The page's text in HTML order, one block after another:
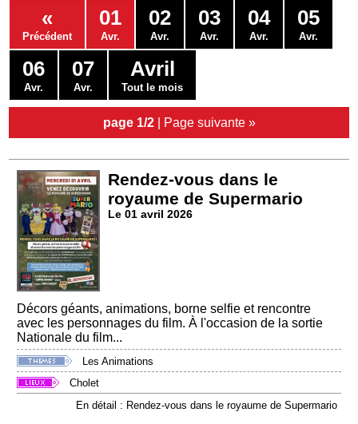
Contacts
«
Précédent
01
Avr.
02
Avr.
03
Avr.
04
Avr.
05
Avr.
06
Avr.
07
Avr.
Avril
Tout le mois
page 1/2| Page suivante »
Rendez-vous dans le
royaume de Supermario
Le 01 avril 2026
Décors géants, animations, borne selfie et rencontre
avec les personnages du film. À l'occasion de la sortie
Nationale du film...
Les Animations
Cholet
En détail : Rendez-vous dans le royaume de Supermario